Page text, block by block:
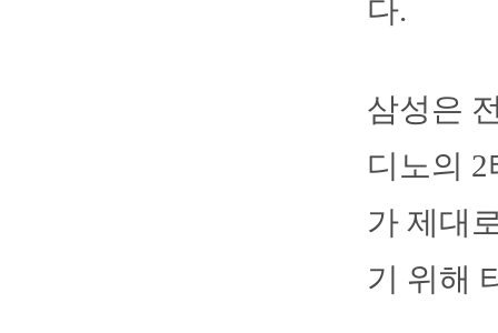
다.
삼성은
디노의
가 제대
기 위해